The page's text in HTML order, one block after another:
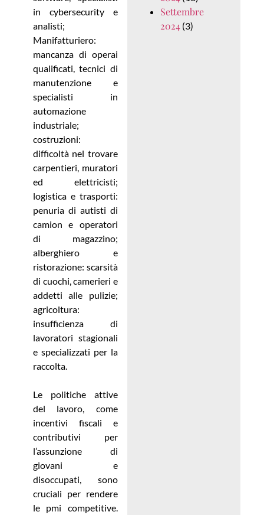
in cybersecurity e
analisti;
Manifatturiero:
mancanza di operai
qualificati, tecnici di
manutenzione e
specialisti in
automazione
industriale;
costruzioni:
difficoltà nel trovare
carpentieri, muratori
ed elettricisti;
logistica e trasporti:
penuria di autisti di
camion e operatori
di magazzino;
alberghiero e
ristorazione: scarsità
di cuochi, camerieri e
addetti alle pulizie;
agricoltura:
insufficienza di
lavoratori stagionali
e specializzati per la
raccolta.
Le politiche attive
del lavoro, come
incentivi fiscali e
contributivi per
l’assunzione di
giovani e
disoccupati, sono
cruciali per rendere
le pmi competitive.
Settembre
2024(3)